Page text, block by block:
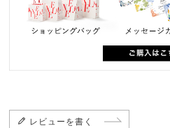
レビューを書く